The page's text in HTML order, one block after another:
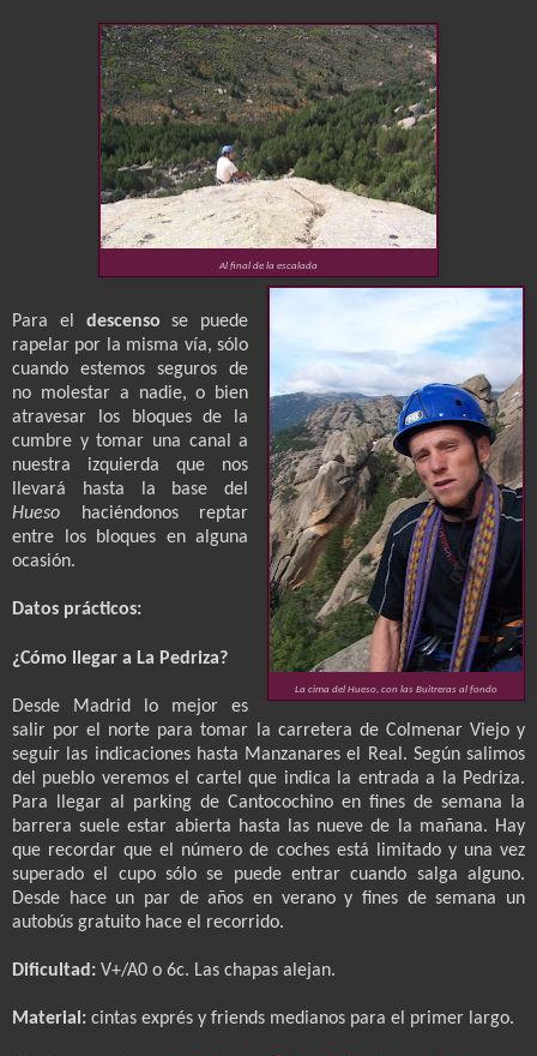
Al final de la escalada
La cima del Hueso, con las Buitreras al fondo
Para el descensose puede
rapelar por la misma vía, sólo
cuando estemos seguros de
no molestar a nadie, o bien
atravesar los bloques de la
cumbre y tomar una canal a
nuestra izquierda que nos
llevará hasta la base del
Hueso haciéndonos reptar
entre los bloques en alguna
ocasión.
Datos prácticos:
¿Cómo llegar a La Pedriza?
Desde Madrid lo mejor es
salir por el norte para tomar la carretera de Colmenar Viejo y
seguir las indicaciones hasta Manzanares el Real. Según salimos
del pueblo veremos el cartel que indica la entrada a la Pedriza.
Para llegar al parking de Cantocochino en fines de semana la
barrera suele estar abierta hasta las nueve de la mañana. Hay
que recordar que el número de coches está limitado y una vez
superado el cupo sólo se puede entrar cuando salga alguno.
Desde hace un par de años en verano y fines de semana un
autobús gratuito hace el recorrido.
Dificultad: V+/A0 o 6c. Las chapas alejan.
Material: cintas exprés y friends medianos para el primer largo.